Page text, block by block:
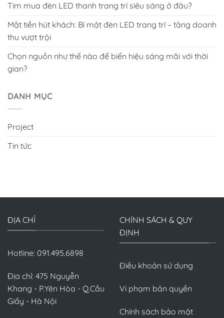
Tìm mua đèn LED thanh trang trí siêu sáng ở đâu?
Mặt tiền hút khách: Bí mật đèn LED trang trí – tăng doanh
thu vượt trội
Chọn nguồn như thế nào để biển hiệu sáng mãi với thời
gian?
DANH MỤC
Project
Tin tức
ĐỊA CHỈ
Hotline: 091.495.6898
Địa chỉ: 475 Nguyễn
Khang - P.Yên Hòa - Q.Cầu
Giấy - Hà Nội
CHÍNH SÁCH & QUY
ĐỊNH
Điều khoản sử dụng
Vi phạm bản quyền
Chính sách bảo mật